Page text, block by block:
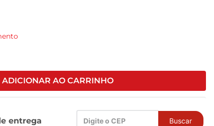
ADICIONAR AO CARRINHO
entrega Buscar